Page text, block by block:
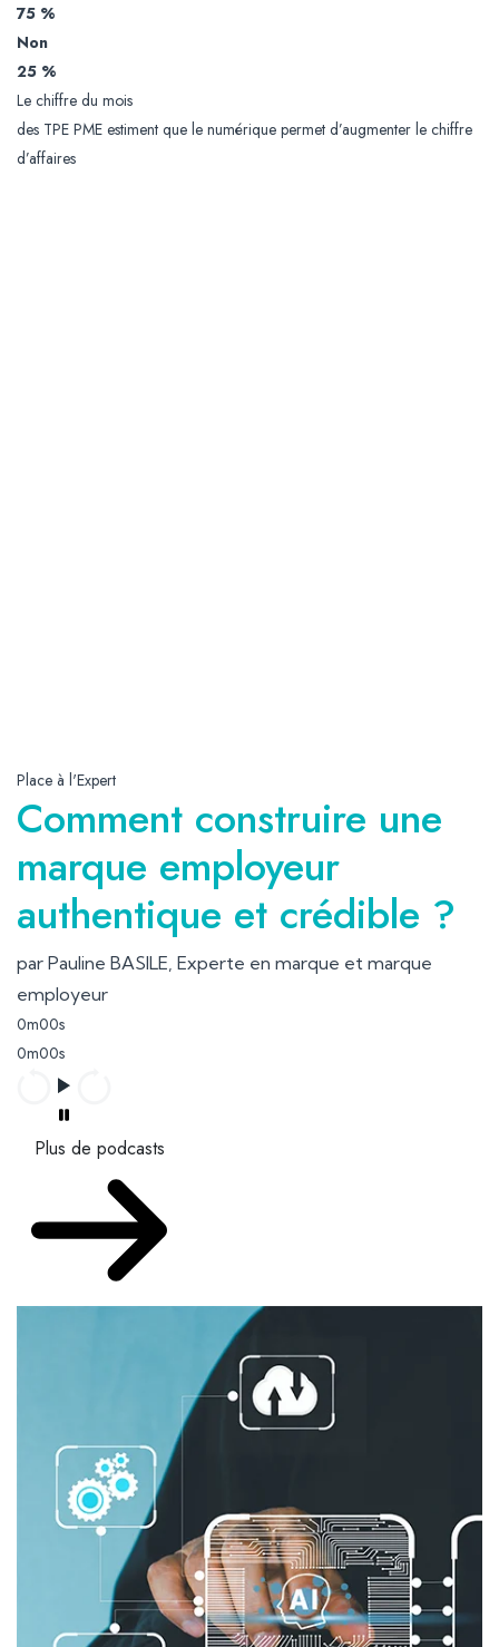
75 %
Non
25 %
Le chiffre du mois
des TPE PME estiment que le numérique permet d’augmenter le chiffre
d’affaires
Place à l'Expert
Comment construire une
marque employeur
authentique et crédible ?
par Pauline BASILE, Experte en marque et marque
employeur
0m00s
0m00s
Plus de podcasts